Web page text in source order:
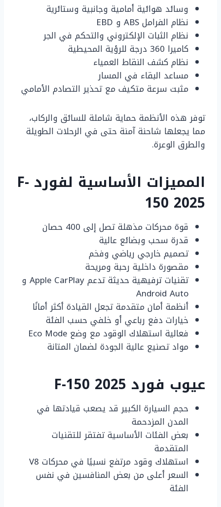
وسائد هوائية أمامية وجانبية وستائرية
نظام الفرامل ABS و EBD
نظام الثبات الإلكتروني والتحكم في الجر
كاميرا 360 درجة للرؤية المحيطية
نظام كشف النقاط العمياء
مساعد البقاء في المسار
مثبت سرعة متكيف مع تحذير التصادم الأمامي
توفر هذه الأنظمة حماية شاملة للسائق والركاب،
مما يجعلها شاحنة آمنة حتى في الرحلات الطويلة
والطرق الوعرة.
المميزات الأساسية لفورد F-
150 2025
قوة محركات مذهلة تصل إلى 400 حصان
قدرة سحب وبضائع عالية
تصميم خارجي رياضي وفخم
مقصورة داخلية رحبة ومريحة
تقنيات ترفيهية حديثة تدعم Apple CarPlay و
Android Auto
أنظمة أمان متقدمة تجعل القيادة أكثر أمانًا
خيارات دفع رباعي أو خلفي حسب الفئة
فعالية استهلاك الوقود مع وضع Eco Mode
مواد تصنيع عالية الجودة لضمان المتانة
عيوب فورد F-150 2025
حجم السيارة الكبير قد يصعب قيادتها في
المدن المزدحمة
بعض الفئات الأساسية تفتقر للتقنيات
المتقدمة
استهلاك وقود مرتفع نسبيًا في محركات V8
السعر أعلى من بعض المنافسين في نفس
الفئة